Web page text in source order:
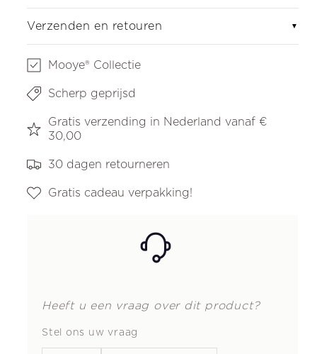
Verzenden en retouren ▼
Mooye® Collectie
Scherp geprijsd
Gratis verzending in Nederland vanaf €
30,00
30 dagen retourneren
Gratis cadeau verpakking!
Heeft u een vraag over dit product?
Stel ons uw vraag